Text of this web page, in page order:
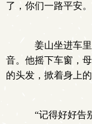
了，你们一路平安
姜山坐进车里
音。他摇下车窗，
的头发，掀着身上的
“记得好好告